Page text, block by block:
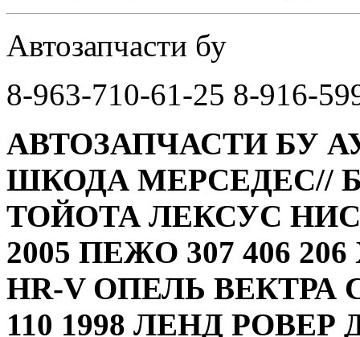
Автозапчасти бу
8-963-710-61-25 8-916-
АВТОЗАПЧАСТИ БУ
ШКОДА МЕРСЕДЕС//
ТОЙОТА ЛЕКСУС
2005 ПЕЖО 307 406
HR-V ОПЕЛЬ
110 1998 ЛЕНД РОВЕР